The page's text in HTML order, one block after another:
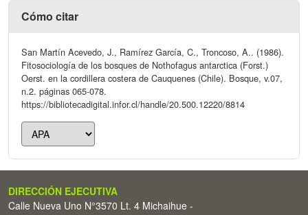
Cómo citar
San Martín Acevedo, J., Ramírez García, C., Troncoso, A.. (1986).
Fitosociología de los bosques de Nothofagus antarctica (Forst.)
Oerst. en la cordillera costera de Cauquenes (Chile). Bosque, v.07,
n.2. páginas 065-078.
https://bibliotecadigital.infor.cl/handle/20.500.12220/8814
DIRECCIÓN EJECUTIVA
Calle Nueva Uno N°3570 Lt. 4 Michaihue -